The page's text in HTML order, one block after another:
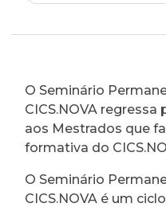
O Seminário
CICS.NOVA regressa
aos Mestrados que
formativa do
O Seminário
CICS.NOVA é um